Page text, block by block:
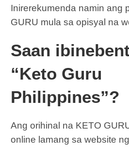
Inirerekumenda namin ang
GURU mula sa opisyal na
Saan
“Keto Guru
Philippines”?
Ang orihinal na KETO
online lamang sa website